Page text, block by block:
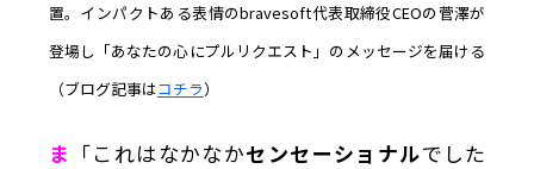
置。インパクトある表情のbravesoft代表取締役CEOの菅澤が
登場し「あなたの心にプルリクエスト」のメッセージを届ける
（ブログ記事はコチラ）
ま 「これはなかなかセンセーショナルでした